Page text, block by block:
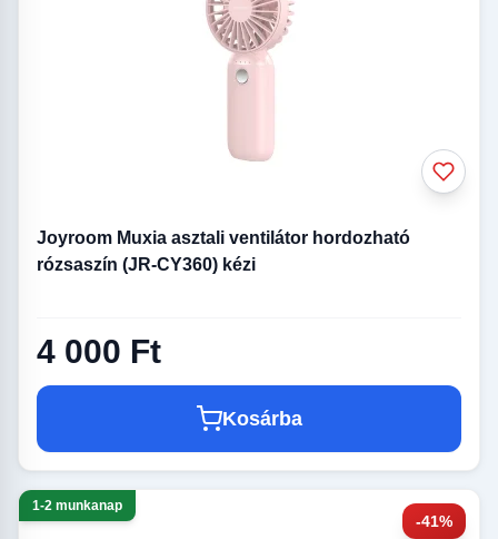
Joyroom Muxia asztali ventilátor hordozható
rózsaszín (JR-CY360) kézi
4 000 Ft
Kosárba
-41%
1-2 munkanap